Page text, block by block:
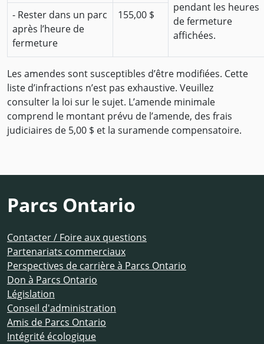
pendant les heures
de fermeture
affichées.
- Rester dans un parc
après l’heure de
fermeture
155,00 $
Les amendes sont susceptibles d’être modifiées. Cette
liste d’infractions n’est pas exhaustive. Veuillez
consulter la loi sur le sujet. L’amende minimale
comprend le montant prévu de l’amende, des frais
judiciaires de 5,00 $ et la suramende compensatoire.
Parcs Ontario
Contacter / Foire aux questions
Partenariats commerciaux
Perspectives de carrière à Parcs Ontario
Don à Parcs Ontario
Législation
Conseil d'administration
Amis de Parcs Ontario
Intégrité écologique